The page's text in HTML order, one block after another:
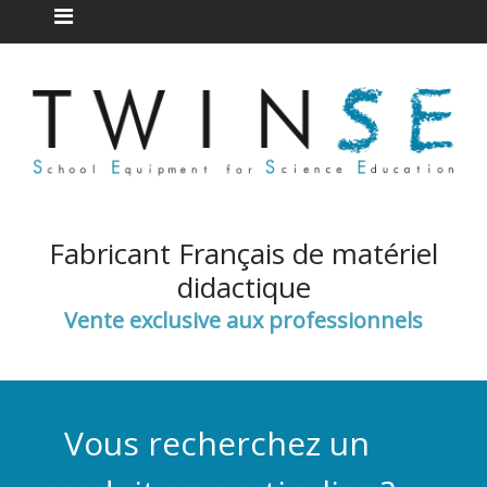
Fabricant Français de matériel
didactique
Vente exclusive aux professionnels
Vous recherchez un